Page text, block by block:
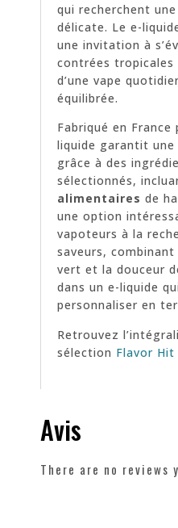
qui recherchent
délicate. Le e-
une invitation à
contrées
d’une vape
équilibrée.
Fabriqué en France
liquide garantit
grâce à des
sélectionnés,
alimentaires de
une option
vapoteurs à la
saveurs,
vert et la douceur
dans un e-liquide
personnaliser en
Retrouvez
sélection Flavor Hit
Avis
There are no reviews